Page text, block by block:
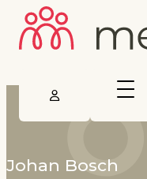
Johan Bosch